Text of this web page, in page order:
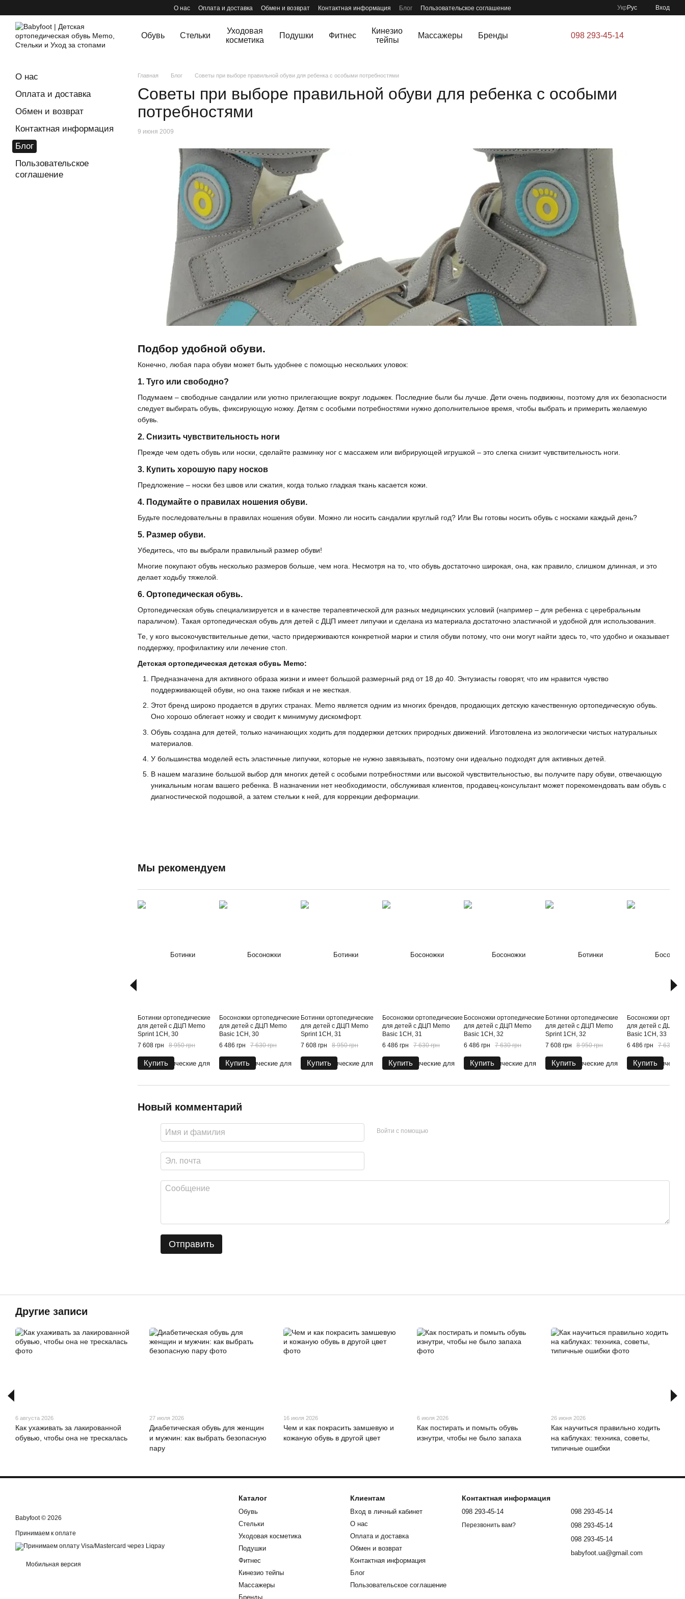
О нас Оплата и доставка Обмен и возврат Контактная информация Блог Пользовательское соглашение Укр Рус Вход
Обувь Стельки
Уходовая
косметика
Подушки Фитнес
Кинезио
тейпы
Массажеры Бренды 098 293-45-14
Главная Блог Советы при выборе правильной обуви для ребенка с особыми потребностями
Советы при выборе правильной обуви для ребенка с особыми
потребностями
9 июня 2009
Подбор удобной обуви.
Конечно, любая пара обуви может быть удобнее с помощью нескольких уловок:
1. Туго или свободно?
Подумаем – свободные сандалии или уютно прилегающие вокруг лодыжек. Последние были бы лучше. Дети очень подвижны, поэтому для их безопасности
следует выбирать обувь, фиксирующую ножку. Детям с особыми потребностями нужно дополнительное время, чтобы выбрать и примерить желаемую
обувь.
2. Снизить чувствительность ноги
Прежде чем одеть обувь или носки, сделайте разминку ног с массажем или вибрирующей игрушкой – это слегка снизит чувствительность ноги.
3. Купить хорошую пару носков
Предложение – носки без швов или сжатия, когда только гладкая ткань касается кожи.
4. Подумайте о правилах ношения обуви.
Будьте последовательны в правилах ношения обуви. Можно ли носить сандалии круглый год? Или Вы готовы носить обувь с носками каждый день?
5. Размер обуви.
Убедитесь, что вы выбрали правильный размер обуви!
Многие покупают обувь несколько размеров больше, чем нога. Несмотря на то, что обувь достаточно широкая, она, как правило, слишком длинная, и это
делает ходьбу тяжелой.
6. Ортопедическая обувь.
Ортопедическая обувь специализируется и в качестве терапевтической для разных медицинских условий (например – для ребенка с церебральным
параличом). Такая ортопедическая обувь для детей с ДЦП имеет липучки и сделана из материала достаточно эластичной и удобной для использования.
Те, у кого высокочувствительные детки, часто придерживаются конкретной марки и стиля обуви потому, что они могут найти здесь то, что удобно и оказывает
поддержку, профилактику или лечение стоп.
Детская ортопедическая детская обувь Memo:
Предназначена для активного образа жизни и имеет большой размерный ряд от 18 до 40. Энтузиасты говорят, что им нравится чувство
поддерживающей обуви, но она также гибкая и не жесткая.
Этот бренд широко продается в других странах. Memo является одним из многих брендов, продающих детскую качественную ортопедическую обувь.
Оно хорошо облегает ножку и сводит к минимуму дискомфорт.
Обувь создана для детей, только начинающих ходить для поддержки детских природных движений. Изготовлена из экологически чистых натуральных
материалов.
У большинства моделей есть эластичные липучки, которые не нужно завязывать, поэтому они идеально подходят для активных детей.
В нашем магазине большой выбор для многих детей с особыми потребностями или высокой чувствительностью, вы получите пару обуви, отвечающую
уникальным ногам вашего ребенка. В назначении нет необходимости, обслуживая клиентов, продавец-консультант может порекомендовать вам обувь с
диагностической подошвой, а затем стельки к ней, для коррекции деформации.
Мы рекомендуем
Ботинки ортопедические
для детей с ДЦП Memo
Sprint 1CH, 30
7 608 грн
8 950 грн
Купить
Босоножки ортопедические
для детей с ДЦП Memo
Basic 1CH, 30
6 486 грн
7 630 грн
Купить
Ботинки ортопедические
для детей с ДЦП Memo
Sprint 1CH, 31
7 608 грн
8 950 грн
Купить
Босоножки ортопедические
для детей с ДЦП Memo
Basic 1CH, 31
6 486 грн
7 630 грн
Купить
Босоножки ортопедические
для детей с ДЦП Memo
Basic 1CH, 32
6 486 грн
7 630 грн
Купить
Ботинки ортопедические
для детей с ДЦП Memo
Sprint 1CH, 32
7 608 грн
8 950 грн
Купить
Босоножки
для детей с ДЦП
Basic 1CH, 33
6 486 грн
7 630 грн
Купить
Новый комментарий
Войти с помощью
Отправить
О нас
Оплата и доставка
Обмен и возврат
Контактная информация
Блог
Пользовательское
соглашение
Другие записи
6 августа 2026
Как ухаживать за лакированной
обувью, чтобы она не трескалась
27 июля 2026
Диабетическая обувь для женщин
и мужчин: как выбрать безопасную
пару
16 июля 2026
Чем и как покрасить замшевую и
кожаную обувь в другой цвет
6 июля 2026
Как постирать и помыть обувь
изнутри, чтобы не было запаха
26 июня 2026
Как научиться правильно ходить
на каблуках: техника, советы,
типичные ошибки
Babyfoot © 2026
Принимаем к оплате
Мобильная версия
Каталог
Обувь
Стельки
Уходовая косметика
Подушки
Фитнес
Кинезио тейпы
Массажеры
Бренды
Клиентам
Вход в личный кабинет
О нас
Оплата и доставка
Обмен и возврат
Контактная информация
Блог
Пользовательское соглашение
Контактная информация
098 293-45-14
Перезвонить вам?
098 293-45-14
098 293-45-14
098 293-45-14
babyfoot.ua@gmail.com